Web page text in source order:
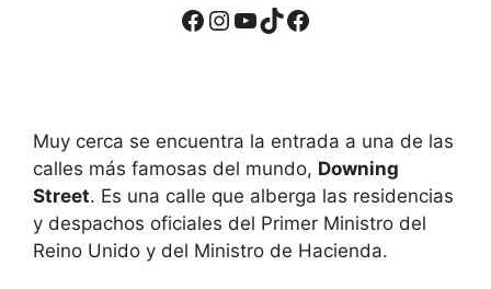
Facebook
Instagram
YouTube
TikTok
Facebook
Muy cerca se encuentra la entrada a una de las
calles más famosas del mundo, Downing
Street. Es una calle que alberga las residencias
y despachos oficiales del Primer Ministro del
Reino Unido y del Ministro de Hacienda.